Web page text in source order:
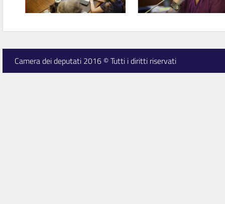
Camera dei deputati 2016 © Tutti i diritti riservati